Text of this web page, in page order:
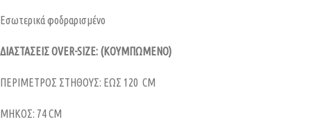
Εσωτερικά φοδραρισμένο
ΔIAΣΤΑΣΕΙΣ OVER-SIZE: (ΚΟΥΜΠΩΜΕΝΟ)
ΠΕΡΙΜΕΤΡΟΣ ΣΤΗΘΟΥΣ: ΕΩΣ 120 CM
ΜΗΚΟΣ: 74 CM